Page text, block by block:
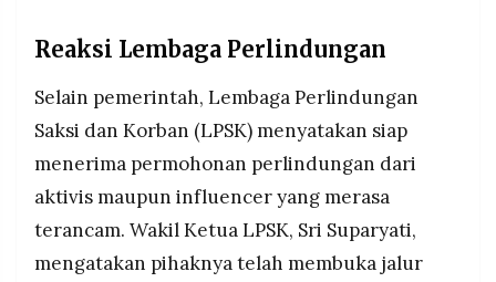
Reaksi Lembaga Perlindungan
Selain pemerintah, Lembaga Perlindungan
Saksi dan Korban (LPSK) menyatakan siap
menerima permohonan perlindungan dari
aktivis maupun influencer yang merasa
terancam. Wakil Ketua LPSK, Sri Suparyati,
mengatakan pihaknya telah membuka jalur